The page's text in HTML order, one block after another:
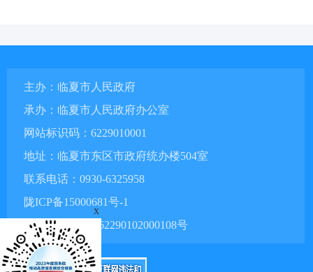
主办：临夏市人民政府
承办：临夏市人民政府办公室
网站标识码：6229010001
地址：临夏市东区市政府统办楼504室
联系电话：0930-6325958
陇ICP备15000681号-1
甘公网安备 62290102000108号
x